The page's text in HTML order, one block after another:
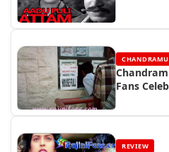
Fans
REVIEW